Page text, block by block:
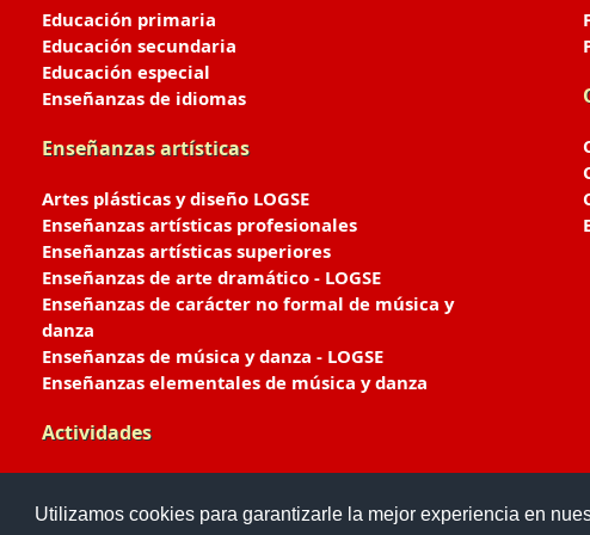
Utilizamos cookies para garantizarle la mejor experiencia en
Educación primaria
Educación secundaria
Educación especial
Enseñanzas de idiomas
Enseñanzas artísticas
Artes plásticas y diseño LOGSE
Enseñanzas artísticas profesionales
Enseñanzas artísticas superiores
Enseñanzas de arte dramático - LOGSE
Enseñanzas de carácter no formal de música y
danza
Enseñanzas de música y danza - LOGSE
Enseñanzas elementales de música y danza
Actividades